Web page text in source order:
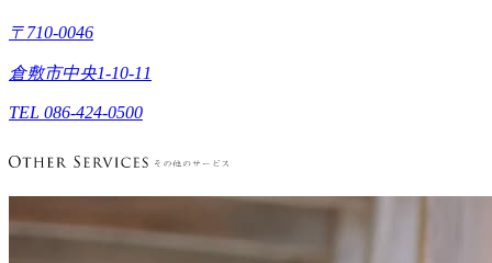
〒710-0046
倉敷市中央1-10-11
TEL 086-424-0500